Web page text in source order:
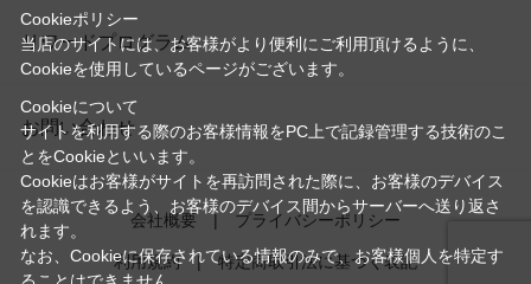
リワードプログラム
お問い合わせ
会社概要 プライバシーポリシー
利用規約 特定商取引法に基づく表記
Cookieポリシー
当店のサイトには、お客様がより便利にご利用頂けるように、
Cookieを使用しているページがございます。
Cookieについて
サイトを利用する際のお客様情報をPC上で記録管理する技術のこ
とをCookieといいます。
Cookieはお客様がサイトを再訪問された際に、お客様のデバイス
を認識できるよう、お客様のデバイス間からサーバーへ送り返さ
れます。
なお、Cookieに保存されている情報のみで、お客様個人を特定す